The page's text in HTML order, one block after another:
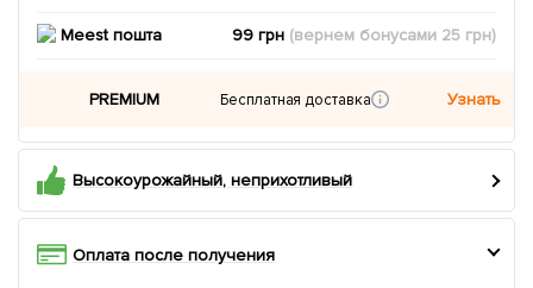
Meest пошта 99 грн (вернем бонусами 25 грн)
PREMIUM Бесплатная доставка Узнать
Высокоурожайный, неприхотливый
Оплата после получения